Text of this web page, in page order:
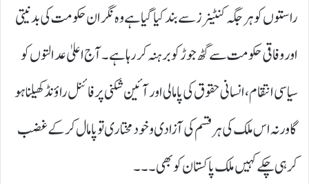
راستوں کو ہر جگہ کنٹینرز سے بند کیا گیا ہے وہ نگران حکومت کی بد نیتی
اور وفاقی حکومت سے گٹھ جوڑ کو برہنہ کر رہا ہے۔ آج اعلیٰ عدالتوں کو
سیاسی انتقام،انسانی حقوق کی پامالی اور آئین شکنی پر فائنل راؤنڈ کھیلنا ہو
گا ورنہ اس ملک کی ہر قسم کی آزادی و خود مختاری تو پامال کر کے غضب
کرہی چکے کہیں ملک پاکستان کو بھی ۔۔۔